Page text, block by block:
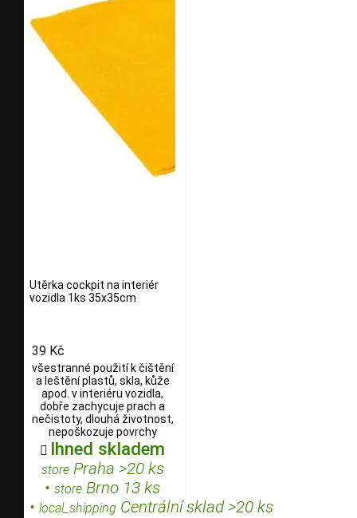
Utěrka cockpit na interiér
vozidla 1ks 35x35cm
39 Kč
všestranné použití k čištění
a leštění plastů, skla, kůže
apod. v interiéru vozidla,
dobře zachycuje prach a
nečistoty, dlouhá životnost,
nepoškozuje povrchy
 Ihned skladem
storePraha >20 ks
• store Brno 13 ks
• local_shipping Centrální sklad >20 ks